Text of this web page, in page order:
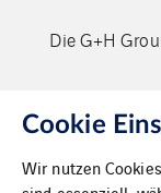
Die G+H
Cookie
Wir nutzen